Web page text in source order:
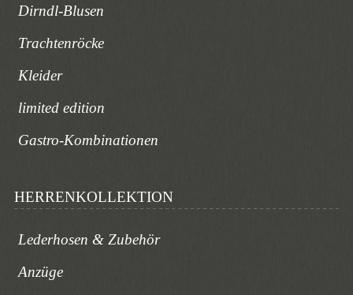
Dirndl-Blusen
Trachtenröcke
Kleider
limited edition
Gastro-Kombinationen
HERRENKOLLEKTION
Lederhosen & Zubehör
Anzüge